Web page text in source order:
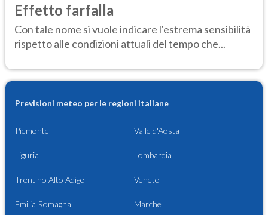
Effetto farfalla
Con tale nome si vuole indicare l'estrema sensibilità
rispetto alle condizioni attuali del tempo che...
Previsioni meteo per le regioni italiane
Piemonte Valle d'Aosta
Liguria Lombardia
Trentino Alto Adige Veneto
Emilia Romagna Marche